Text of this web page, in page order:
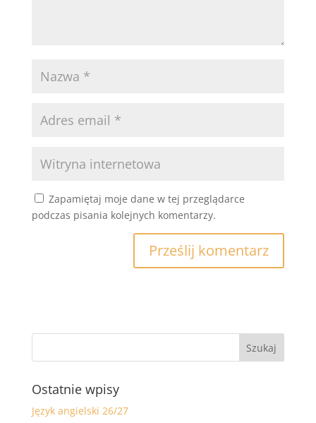
Zapamiętaj moje dane w tej przeglądarce
podczas pisania kolejnych komentarzy.
Ostatnie wpisy
Język angielski 26/27